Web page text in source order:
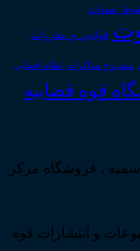
قوانین_و_مقررات
مشروح مذاکرات نظام قضایی
قوه قضاییه
، فروشگاه مرکز
و انتشارات قوه